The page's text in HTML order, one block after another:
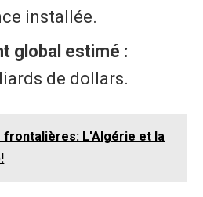
installée.
global estimé :
de dollars.
frontalières: L'Algérie et la